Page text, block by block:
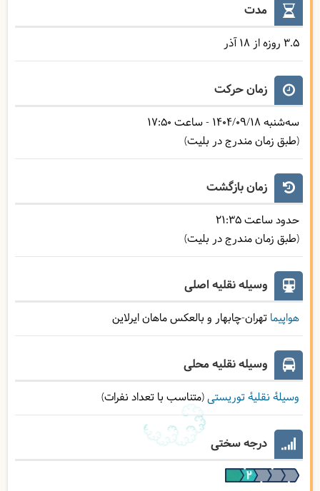
مدت
3.5 روزه از 18 آذر
زمان حرکت
سه‌شنبه 1404/09/18 - ساعت 17:50
(طبق زمان مندرج در بلیت)
زمان بازگشت
حدود ساعت21:35
(طبق زمان مندرج در بلیت)
وسیله نقلیه اصلی
هواپیما تهران-چابهار و بالعکس ماهان ایرلاین
وسیله نقلیه محلی
وسیلۀ نقلیۀ توریستی(متناسب با تعداد نفرات)
درجه سختی